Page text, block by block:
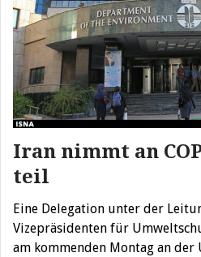
Iran nimmt an
teil
Eine Delegation unter der
Vizepräsidenten für
am kommenden Montag an der